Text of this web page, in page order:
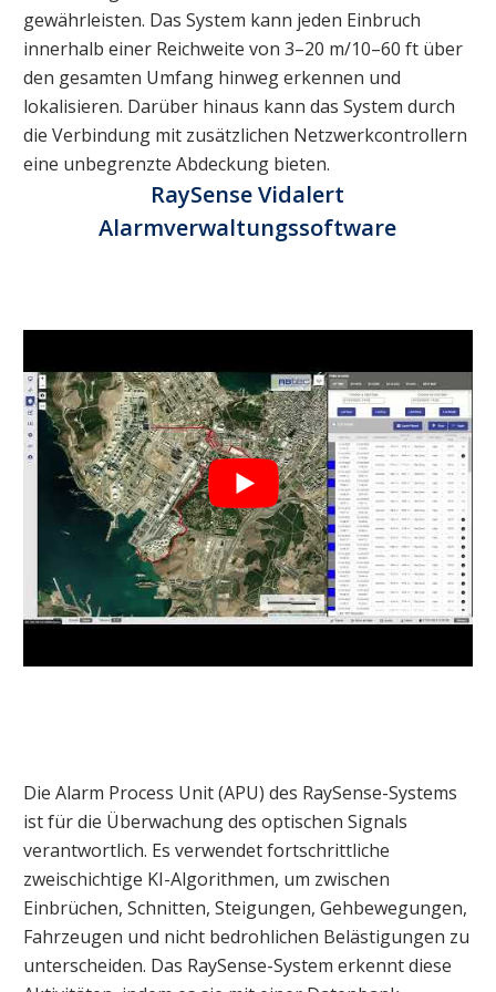
gewährleisten. Das System kann jeden Einbruch
innerhalb einer Reichweite von 3–20 m/10–60 ft über
den gesamten Umfang hinweg erkennen und
lokalisieren. Darüber hinaus kann das System durch
die Verbindung mit zusätzlichen Netzwerkcontrollern
eine unbegrenzte Abdeckung bieten.
RaySense Vidalert
Alarmverwaltungssoftware
Die Alarm Process Unit (APU) des RaySense-Systems
ist für die Überwachung des optischen Signals
verantwortlich. Es verwendet fortschrittliche
zweischichtige KI-Algorithmen, um zwischen
Einbrüchen, Schnitten, Steigungen, Gehbewegungen,
Fahrzeugen und nicht bedrohlichen Belästigungen zu
unterscheiden. Das RaySense-System erkennt diese